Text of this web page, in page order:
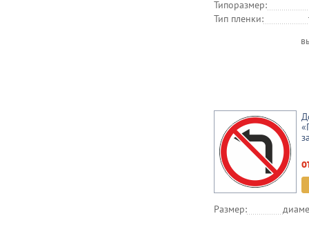
Типоразмер:
Тип пленки:
Размер: